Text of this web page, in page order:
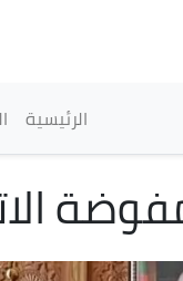
الرئيسية